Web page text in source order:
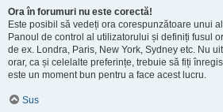
Ora în forumuri nu este corectă!
Este posibil să vedeți ora corespunzătoare unui
Panoul de control al utilizatorului și definiți fusul
de ex. Londra, Paris, New York, Sydney etc. Nu
orar, ca și celelalte preferințe, trebuie să fiți
este un moment bun pentru a face acest lucru.
Sus